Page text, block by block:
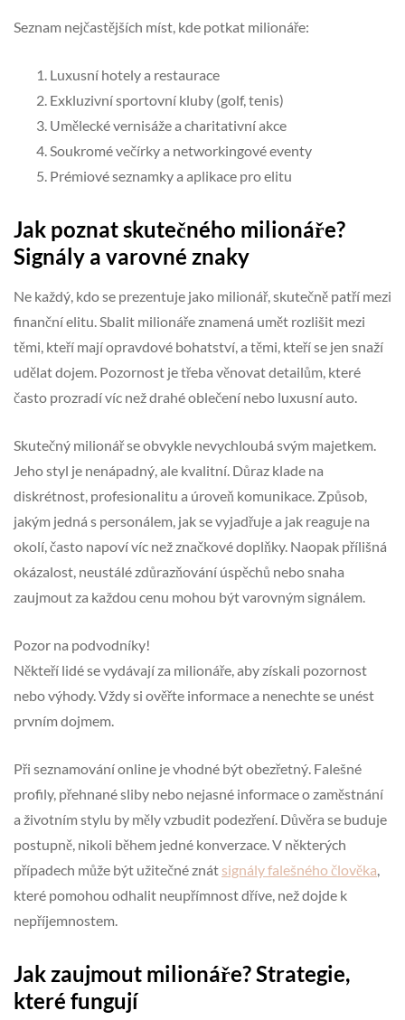
Seznam nejčastějších míst, kde potkat milionáře:
Luxusní hotely a restaurace
Exkluzivní sportovní kluby (golf, tenis)
Umělecké vernisáže a charitativní akce
Soukromé večírky a networkingové eventy
Prémiové seznamky a aplikace pro elitu
Jak poznat skutečného milionáře?
Signály a varovné znaky
Ne každý, kdo se prezentuje jako milionář, skutečně patří mezi
finanční elitu. Sbalit milionáře znamená umět rozlišit mezi
těmi, kteří mají opravdové bohatství, a těmi, kteří se jen snaží
udělat dojem. Pozornost je třeba věnovat detailům, které
často prozradí víc než drahé oblečení nebo luxusní auto.
Skutečný milionář se obvykle nevychloubá svým majetkem.
Jeho styl je nenápadný, ale kvalitní. Důraz klade na
diskrétnost, profesionalitu a úroveň komunikace. Způsob,
jakým jedná s personálem, jak se vyjadřuje a jak reaguje na
okolí, často napoví víc než značkové doplňky. Naopak přílišná
okázalost, neustálé zdůrazňování úspěchů nebo snaha
zaujmout za každou cenu mohou být varovným signálem.
Pozor na podvodníky!
Někteří lidé se vydávají za milionáře, aby získali pozornost
nebo výhody. Vždy si ověřte informace a nenechte se unést
prvním dojmem.
Při seznamování online je vhodné být obezřetný. Falešné
profily, přehnané sliby nebo nejasné informace o zaměstnání
a životním stylu by měly vzbudit podezření. Důvěra se buduje
postupně, nikoli během jedné konverzace. V některých
případech může být užitečné znát signály falešného člověka,
které pomohou odhalit neupřímnost dříve, než dojde k
nepříjemnostem.
Jak zaujmout milionáře? Strategie,
které fungují